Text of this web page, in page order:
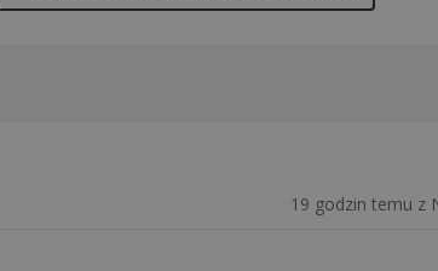
19 godzin temu z